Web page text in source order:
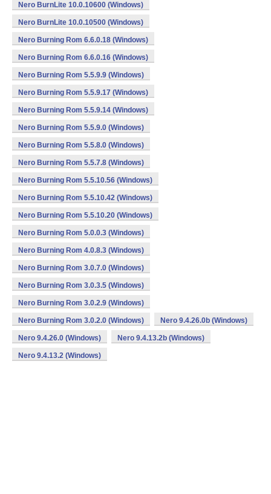
Nero BurnLite 10.0.10600 (Windows)
Nero BurnLite 10.0.10500 (Windows)
Nero Burning Rom 6.6.0.18 (Windows)
Nero Burning Rom 6.6.0.16 (Windows)
Nero Burning Rom 5.5.9.9 (Windows)
Nero Burning Rom 5.5.9.17 (Windows)
Nero Burning Rom 5.5.9.14 (Windows)
Nero Burning Rom 5.5.9.0 (Windows)
Nero Burning Rom 5.5.8.0 (Windows)
Nero Burning Rom 5.5.7.8 (Windows)
Nero Burning Rom 5.5.10.56 (Windows)
Nero Burning Rom 5.5.10.42 (Windows)
Nero Burning Rom 5.5.10.20 (Windows)
Nero Burning Rom 5.0.0.3 (Windows)
Nero Burning Rom 4.0.8.3 (Windows)
Nero Burning Rom 3.0.7.0 (Windows)
Nero Burning Rom 3.0.3.5 (Windows)
Nero Burning Rom 3.0.2.9 (Windows)
Nero Burning Rom 3.0.2.0 (Windows) Nero 9.4.26.0b (Windows)
Nero 9.4.26.0 (Windows) Nero 9.4.13.2b (Windows)
Nero 9.4.13.2 (Windows)